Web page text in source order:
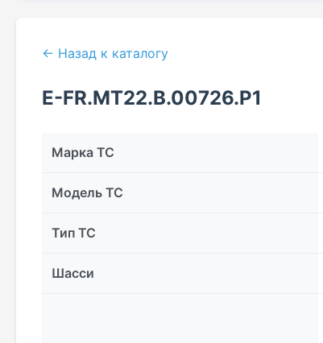
← Назад к каталогу
Е-FR.МТ22.В.00726.Р1
Марка ТС
Модель ТС
Тип ТС
Шасси